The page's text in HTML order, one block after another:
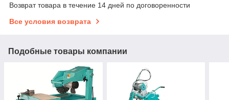
Возврат товара в течение 14 дней по договоренности
Все условия возврата
Подобные товары компании